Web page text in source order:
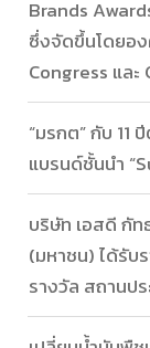
Brands
ซึ่งจัดขึ้นโดยอ
Congress และ
“มรกต” กับ 11
แบรนด์ชั้นนำ
บริษัท เอสดี กั
(มหาชน) ได้รับ
รางวัล สถานป